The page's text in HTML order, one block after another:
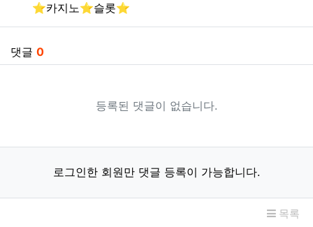
⭐️카지노⭐️슬롯⭐️
댓글 0
등록된 댓글이 없습니다.
로그인한 회원만 댓글 등록이 가능합니다.
목록